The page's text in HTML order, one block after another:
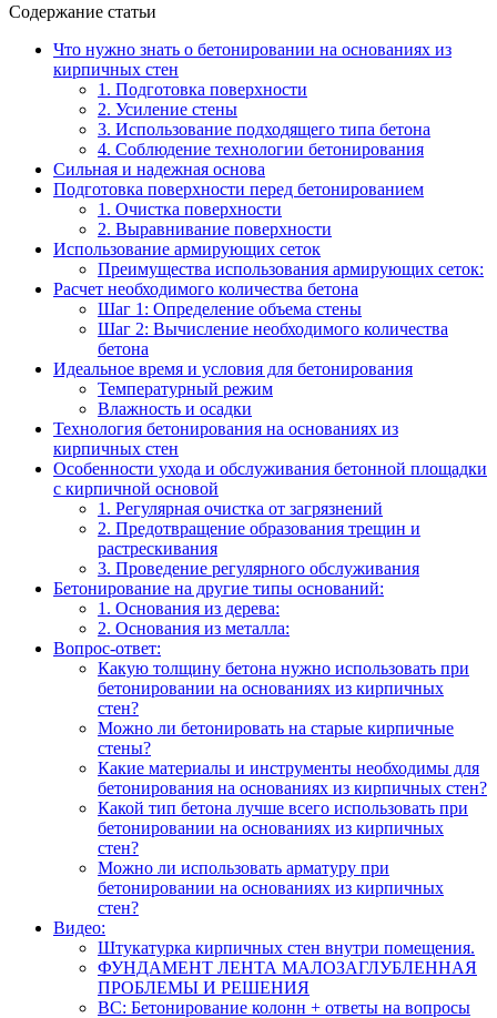
Содержание статьи
Что нужно знать о бетонировании на основаниях из
кирпичных стен
1. Подготовка поверхности
2. Усиление стены
3. Использование подходящего типа бетона
4. Соблюдение технологии бетонирования
Сильная и надежная основа
Подготовка поверхности перед бетонированием
1. Очистка поверхности
2. Выравнивание поверхности
Использование армирующих сеток
Преимущества использования армирующих сеток:
Расчет необходимого количества бетона
Шаг 1: Определение объема стены
Шаг 2: Вычисление необходимого количества
бетона
Идеальное время и условия для бетонирования
Температурный режим
Влажность и осадки
Технология бетонирования на основаниях из
кирпичных стен
Особенности ухода и обслуживания бетонной площадки
с кирпичной основой
1. Регулярная очистка от загрязнений
2. Предотвращение образования трещин и
растрескивания
3. Проведение регулярного обслуживания
Бетонирование на другие типы оснований:
1. Основания из дерева:
2. Основания из металла:
Вопрос-ответ:
Какую толщину бетона нужно использовать при
бетонировании на основаниях из кирпичных
стен?
Можно ли бетонировать на старые кирпичные
стены?
Какие материалы и инструменты необходимы для
бетонирования на основаниях из кирпичных стен?
Какой тип бетона лучше всего использовать при
бетонировании на основаниях из кирпичных
стен?
Можно ли использовать арматуру при
бетонировании на основаниях из кирпичных
стен?
Видео:
Штукатурка кирпичных стен внутри помещения.
ФУНДАМЕНТ ЛЕНТА МАЛОЗАГЛУБЛЕННАЯ
ПРОБЛЕМЫ И РЕШЕНИЯ
BC: Бетонирование колонн + ответы на вопросы